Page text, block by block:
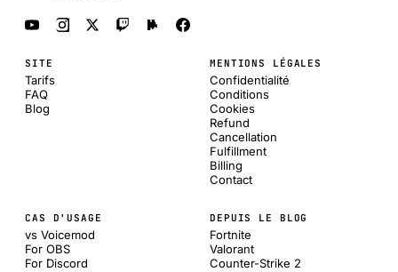
SITE
Tarifs
FAQ
Blog
MENTIONS LÉGALES
Confidentialité
Conditions
Cookies
Refund
Cancellation
Fulfillment
Billing
Contact
CAS D'USAGE
vs Voicemod
For OBS
For Discord
DEPUIS LE BLOG
Fortnite
Valorant
Counter-Strike 2